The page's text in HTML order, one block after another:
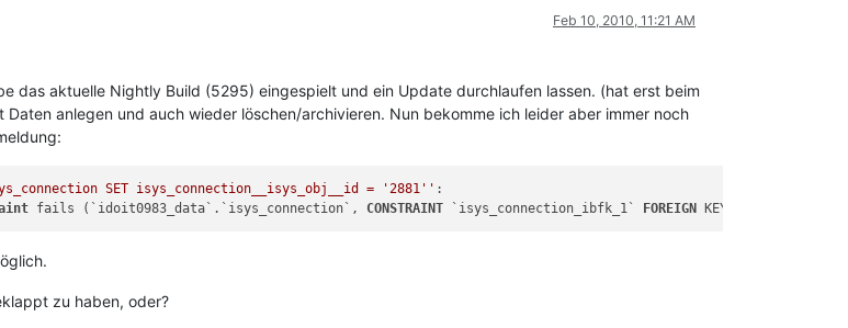
Feb 10, 2010, 11:21 AM
das aktuelle Nightly Build (5295) eingespielt und ein Update durchlaufen lassen. (hat erst beim
anlegen und auch wieder löschen/archivieren. Nun bekomme ich leider aber immer noch
SET isys_connection__isys_obj__id = '2881 '' :
fails (`idoit0983_data`.`isys_connection`, CONSTRAINT `isys_connection_ibfk_1` FOREIGN KEY
zu haben, oder?